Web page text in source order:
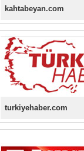
kahtabeyan.com
turkiyehaber.com